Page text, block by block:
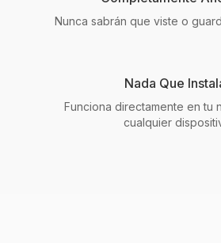
Nunca sabrán que viste o
Nada Que
Funciona directamente en tu
cualquier